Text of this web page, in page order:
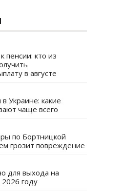
пенсии: кто из
в августе
Украине: какие
чаще всего
по Бортницкой
грозит повреждение
для выхода на
году